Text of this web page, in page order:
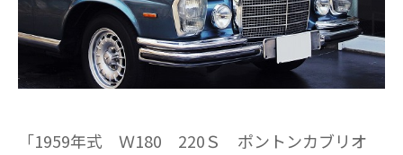
「1959年式 Ｗ180 220Ｓ ポントンカブリオ